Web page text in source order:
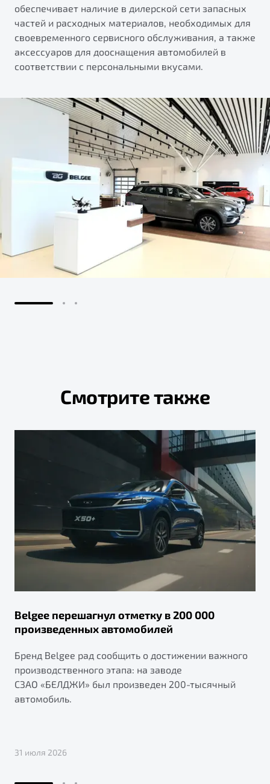
Универсальный кроссовер
от 2 499 990 ₽*
Обзор В наличии
Калькулятор ТО
Клиентская поддержка
обеспечивает наличие в дилерской сети запасных
частей и расходных материалов, необходимых для
своевременного сервисного обслуживания, а также
аксессуаров для дооснащения автомобилей в
соответствии с персональными вкусами.
Смотрите также
Belgee перешагнул отметку в 200 000
произведенных автомобилей
Бренд Belgee рад сообщить о достижении важного
производственного этапа: на заводе
СЗАО «БЕЛДЖИ» был произведен 200-тысячный
автомобиль.
31 июля 2026